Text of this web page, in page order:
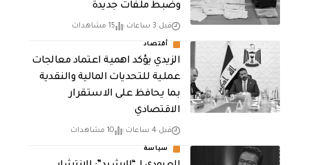
وضبط ملفات جديدة
قبل 3 ساعات 15 مشاهدات
أقتصاد
الزيدي يؤكد اهمية اعتماد معالجات
عملية للتحديات المالية والنقدية
بما يحافظ على الاستقرار
الاقتصادي
قبل 4 ساعات 10 مشاهدات
سياسة